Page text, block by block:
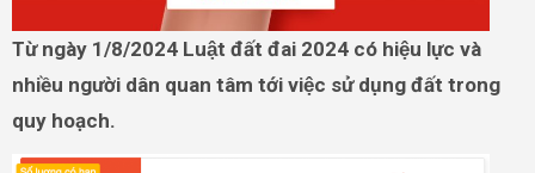
Từ ngày 1/8/2024 Luật đất đai 2024 có hiệu lực và
nhiều người dân quan tâm tới việc sử dụng đất trong
quy hoạch.